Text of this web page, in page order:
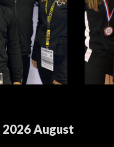
2026August